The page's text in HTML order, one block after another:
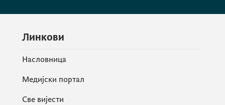
Линкови
Насловница
Медијски портал
Све вијести